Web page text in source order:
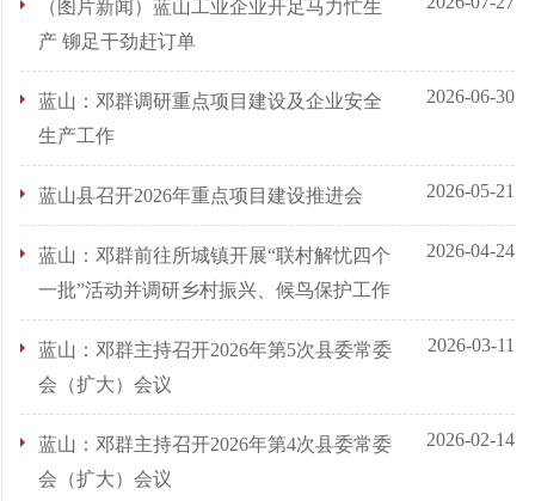
（图片新闻）蓝山工业企业开足马力忙生
产 铆足干劲赶订单
蓝山：邓群调研重点项目建设及企业安全
生产工作
2026-06-30
蓝山县召开2026年重点项目建设推进会 2026-05-21
蓝山：邓群前往所城镇开展“联村解忧四个
一批”活动并调研乡村振兴、候鸟保护工作
2026-04-24
蓝山：邓群主持召开2026年第5次县委常委
会（扩大）会议
2026-03-11
蓝山：邓群主持召开2026年第4次县委常委
会（扩大）会议
2026-02-14